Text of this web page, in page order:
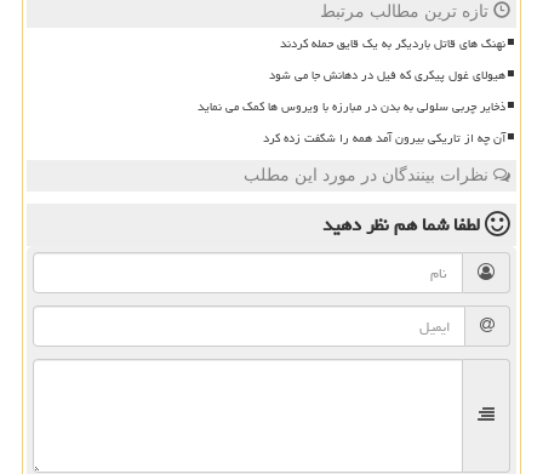
تازه ترین مطالب مرتبط
نهنگ های قاتل باردیگر به یک قایق حمله کردند
هیولای غول پیکری که فیل در دهانش جا می شود
ذخایر چربی سلولی به بدن در مبارزه با ویروس ها کمک می نماید
آن چه از تاریکی بیرون آمد همه را شگفت زده کرد
نظرات بینندگان در مورد این مطلب
لطفا شما همنظر دهید